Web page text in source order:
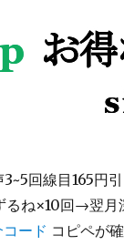
回線目165円引
るね×10回→翌月
ード コピペが